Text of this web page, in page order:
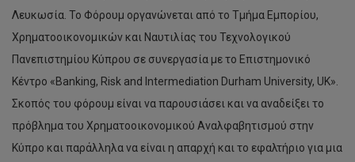
Λευκωσία. Το Φόρουμ οργανώνεται από το Τμήμα Εμπορίου,
Χρηματοοικονομικών και Ναυτιλίας του Τεχνολογικού
Πανεπιστημίου Κύπρου σε συνεργασία με το Επιστημονικό
Κέντρο «Banking, Risk and Intermediation Durham University, UK».
Σκοπός του φόρουμ είναι να παρουσιάσει και να αναδείξει το
πρόβλημα του Χρηματοοικονομικού Αναλφαβητισμού στην
Κύπρο και παράλληλα να είναι η απαρχή και το εφαλτήριο για μια